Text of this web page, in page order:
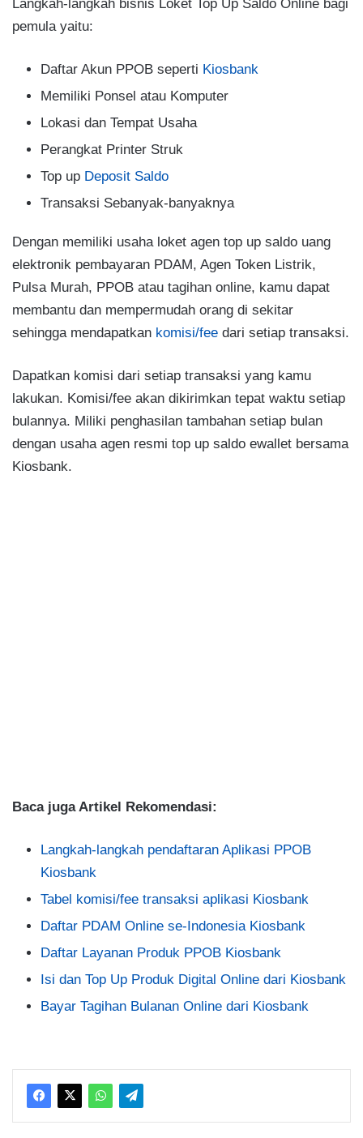
Langkah-langkah bisnis Loket Top Up Saldo Online bagi
pemula yaitu:
Daftar Akun PPOB seperti Kiosbank
Memiliki Ponsel atau Komputer
Lokasi dan Tempat Usaha
Perangkat Printer Struk
Top up Deposit Saldo
Transaksi Sebanyak-banyaknya
Dengan memiliki usaha loket agen top up saldo uang
elektronik pembayaran PDAM, Agen Token Listrik,
Pulsa Murah, PPOB atau tagihan online, kamu dapat
membantu dan mempermudah orang di sekitar
sehingga mendapatkan komisi/fee dari setiap transaksi.
Dapatkan komisi dari setiap transaksi yang kamu
lakukan. Komisi/fee akan dikirimkan tepat waktu setiap
bulannya. Miliki penghasilan tambahan setiap bulan
dengan usaha agen resmi top up saldo ewallet bersama
Kiosbank.
Baca juga Artikel Rekomendasi:
Langkah-langkah pendaftaran Aplikasi PPOB
Kiosbank
Tabel komisi/fee transaksi aplikasi Kiosbank
Daftar PDAM Online se-Indonesia Kiosbank
Daftar Layanan Produk PPOB Kiosbank
Isi dan Top Up Produk Digital Online dari Kiosbank
Bayar Tagihan Bulanan Online dari Kiosbank